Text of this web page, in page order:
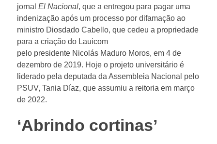
jornal El Nacional, que a entregou para pagar uma
indenização após um processo por difamação ao
ministro Diosdado Cabello, que cedeu a propriedade
para a criação do Lauicom
pelo presidente Nicolás Maduro Moros, em 4 de
dezembro de 2019. Hoje o projeto universitário é
liderado pela deputada da Assembleia Nacional pelo
PSUV, Tania Díaz, que assumiu a reitoria em março
de 2022.
‘Abrindo cortinas’